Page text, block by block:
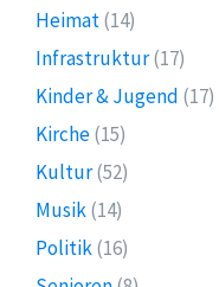
Heimat(14)
Infrastruktur(17)
Kinder & Jugend (17)
Kirche(15)
Kultur(52)
Musik(14)
Politik(16)